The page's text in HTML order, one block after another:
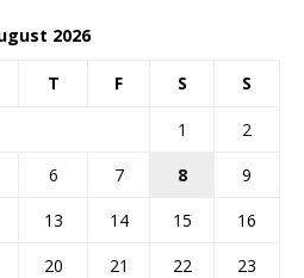
2026
T F S S
1
2
6 7 8
9
13 14 15
16
20 21 22
23